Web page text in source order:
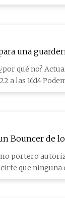
una
en mucho
Actualizado el 21 de
a las 16:14
Bouncer de
portero
que ninguna